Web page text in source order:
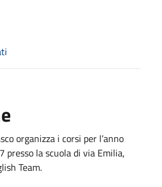
organizza i corsi per l’anno
la scuola di via Emilia,
Team.